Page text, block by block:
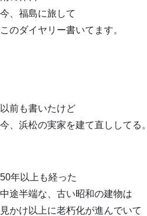
今、福島に旅して
このダイヤリー書いてます。
以前も書いたけど
今、浜松の実家を建て直ししてる。
50年以上も経った
中途半端な、古い昭和の建物は
見かけ以上に老朽化が進んでいて